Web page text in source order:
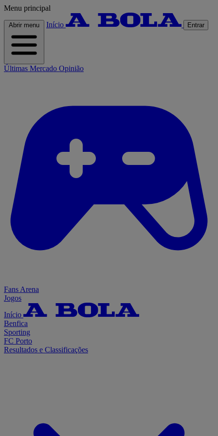
Menu principal
Abrir menu Início Entrar
Últimas Mercado Opinião
Fans Arena
Jogos
Início
Benfica
Sporting
FC Porto
Resultados e Classificações